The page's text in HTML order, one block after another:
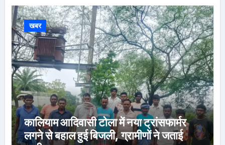
खबर
कालियाम आदिवासी टोला में नया ट्रांसफार्मर
लगने से बहाल हुई बिजली, ग्रामीणों ने जताई